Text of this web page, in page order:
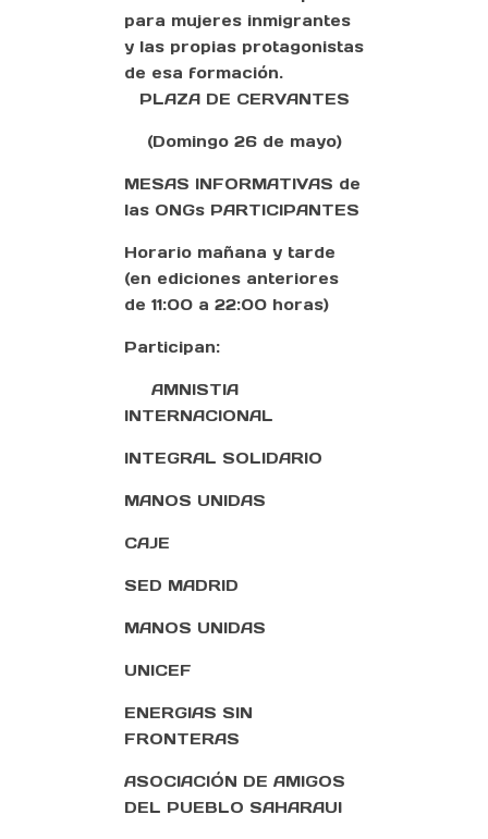
para mujeres inmigrantes
y las propias protagonistas
de esa formación.
PLAZA DE CERVANTES
(Domingo 26 de mayo)
MESAS INFORMATIVAS de
las ONGs PARTICIPANTES
Horario mañana y tarde
(en ediciones anteriores
de 11:00 a 22:00 horas)
Participan:
AMNISTIA
INTERNACIONAL
INTEGRAL SOLIDARIO
MANOS UNIDAS
CAJE
SED MADRID
MANOS UNIDAS
UNICEF
ENERGIAS SIN
FRONTERAS
ASOCIACIÓN DE AMIGOS
DEL PUEBLO SAHARAUI